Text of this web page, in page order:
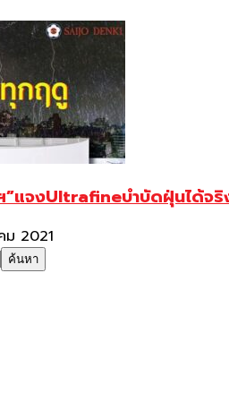
”แจงUltrafineบำบัดฝุ่นได้จ
ม 2021